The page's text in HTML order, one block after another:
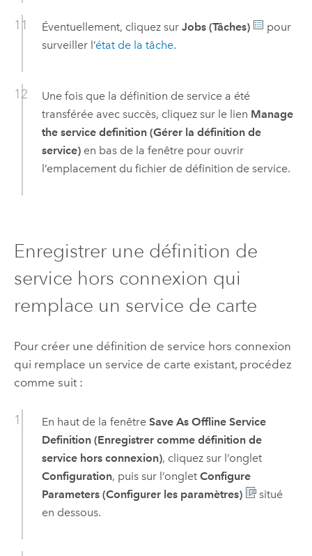
Éventuellement, cliquez sur Jobs (Tâches)
pour
surveiller l’état de la tâche.
Une fois que la définition de service a été
transférée avec succès, cliquez sur le lien Manage
the service definition (Gérer la définition de
service)en bas de la fenêtre pour ouvrir
l’emplacement du fichier de définition de service.
Enregistrer une définition de
service hors connexion qui
remplace un service de carte
Pour créer une définition de service hors connexion
qui remplace un service de carte existant, procédez
comme suit :
En haut de la fenêtre Save As Offline Service
Definition (Enregistrer comme définition de
service hors connexion), cliquez sur l’onglet
Configuration, puis sur l’onglet Configure
Parameters (Configurer les paramètres)
situé
en dessous.